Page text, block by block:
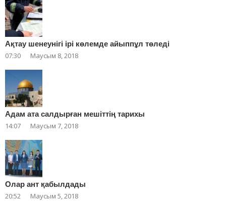
Ақтау шенеунігі ірі көлемде айыппұл төледі
07:30 Маусым 8, 2018
Адам ата салдырған мешіттің тарихы
14:07 Маусым 7, 2018
Олар ант қабылдады
20:52 Маусым 5, 2018